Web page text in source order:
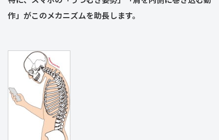
作」がこのメカニズムを助長します。